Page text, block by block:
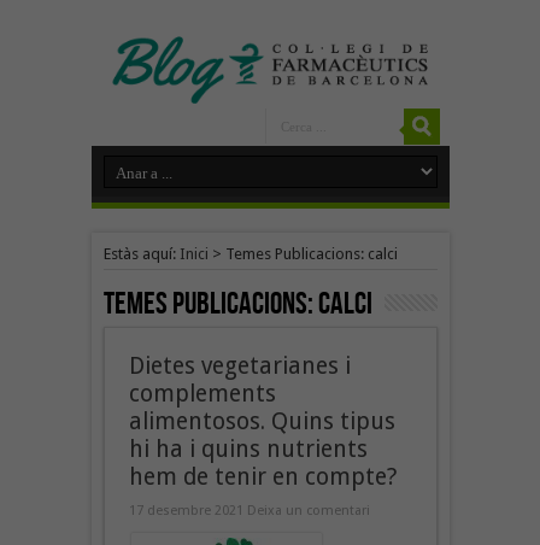
Estàs aquí: Inici > Temes Publicacions: calci
Temes Publicacions:calci
Dietes vegetarianes i
complements
alimentosos. Quins tipus
hi ha i quins nutrients
hem de tenir en compte?
17 desembre 2021 Deixa un comentari